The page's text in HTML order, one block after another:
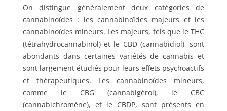
On distingue généralement deux catégories de
cannabinoïdes : les cannabinoïdes majeurs et les
cannabinoïdes mineurs. Les majeurs, tels que le THC
(tétrahydrocannabinol) et le CBD (cannabidiol), sont
abondants dans certaines variétés de cannabis et
sont largement étudiés pour leurs effets psychoactifs
et thérapeutiques. Les cannabinoïdes mineurs,
comme le CBG (cannabigérol), le CBC
(cannabichromène), et le CBDP, sont présents en